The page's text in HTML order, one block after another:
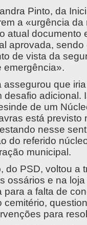
Pinto, da
a «urgência
atual
aprovada,
de vista da
emergência».
assegurou que
desafio adicional.
de um
está previsto
nesse
do referido
municipal.
do PSD, voltou a
ossários e na
para a falta de
cemitério,
para